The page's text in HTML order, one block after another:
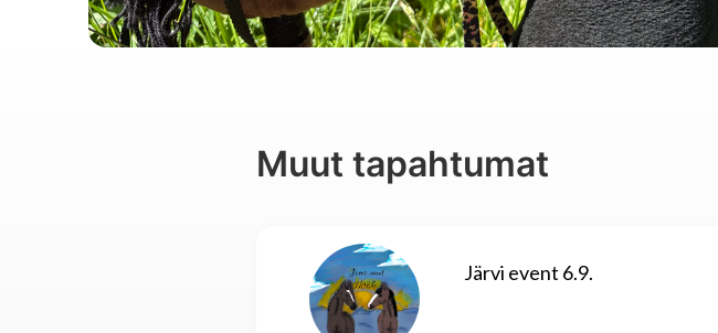
Muut tapahtumat
Järvi event 6.9.